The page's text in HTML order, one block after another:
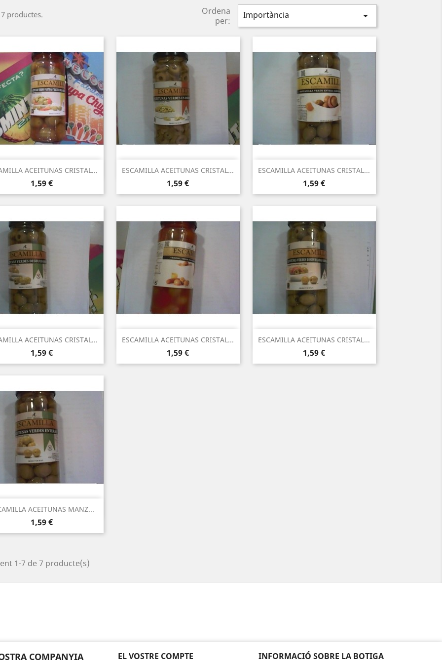
productes.
Ordena
per:
Importància 
ACEITUNAS CRISTAL...
Preu
1,59 €
Vista ràpida ESCAMILLA ACEITUNAS CRISTAL...
Preu
1,59 €
Vista ràpida ESCAMILLA ACEITUNAS CRISTAL...
Preu
1,59 €
Vista ràpida
ACEITUNAS CRISTAL...
Preu
1,59 €
Vista ràpida ESCAMILLA ACEITUNAS CRISTAL...
Preu
1,59 €
Vista ràpida ESCAMILLA ACEITUNAS CRISTAL...
Preu
1,59 €
Vista ràpida
ACEITUNAS MANZ...
Preu
1,59 €
Vista ràpida
1-7 de 7 producte(s)
COMPANYIA EL VOSTRE COMPTE INFORMACIÓ SOBRE LA BOTIGA